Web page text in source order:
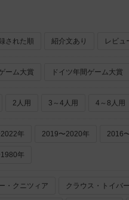
された順 紹介文あり レビュ
ーム大賞 ドイツ年間ゲーム大賞
2人用 3～4人用 4～8人用
年 2019〜2020年 2016
年
・クニツィア クラウス・トイバー